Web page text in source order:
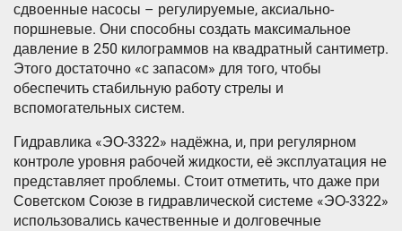
сдвоенные насосы – регулируемые, аксиально-
поршневые. Они способны создать максимальное
давление в 250 килограммов на квадратный сантиметр.
Этого достаточно «с запасом» для того, чтобы
обеспечить стабильную работу стрелы и
вспомогательных систем.
Гидравлика «ЭО-3322» надёжна, и, при регулярном
контроле уровня рабочей жидкости, её эксплуатация не
представляет проблемы. Стоит отметить, что даже при
Советском Союзе в гидравлической системе «ЭО-3322»
использовались качественные и долговечные